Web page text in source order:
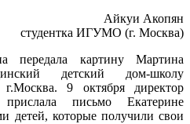
Айкуи Акопян
студентка ИГУМО (г. Москва)
передала картину Мартина
детский дом-школу
г.Москва. 9 октября директор
письмо Екатерине
детей, которые получили свои